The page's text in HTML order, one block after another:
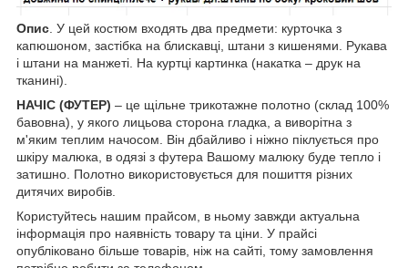
Опис . У цей костюм входять два предмети: курточка з
капюшоном, застібка на блискавці, штани з кишенями. Рукава
і штани на манжеті. На куртці картинка (накатка – друк на
тканині).
НАЧІС (ФУТЕР) – це щільне трикотажне полотно (склад 100%
бавовна), у якого лицьова сторона гладка, а виворітна з
м'яким теплим начосом. Він дбайливо і ніжно піклується про
шкіру малюка, в одязі з футера Вашому малюку буде тепло і
затишно. Полотно використовується для пошиття різних
дитячих виробів.
Користуйтесь нашим прайсом, в ньому завжди актуальна
інформація про наявність товару та ціни. У прайсі
опубліковано більше товарів, ніж на сайті, тому замовлення